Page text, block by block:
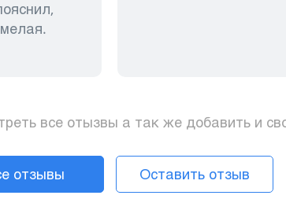
все отызвы а так же добавить и
отзывы Оставить отзыв